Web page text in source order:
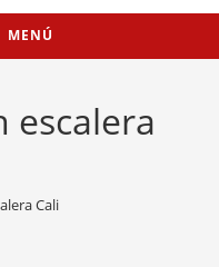
MENÚ
escalera
Cali